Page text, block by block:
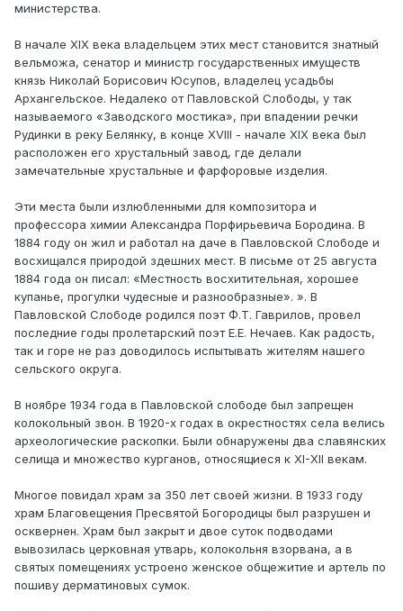
министерства.
В начале XIX века владельцем этих мест становится знатный
вельможа, сенатор и министр государственных имуществ
князь Николай Борисович Юсупов, владелец усадьбы
Архангельское. Недалеко от Павловской Слободы, у так
называемого «Заводского мостика», при впадении речки
Рудинки в реку Белянку, в конце XVIII - начале XIX века был
расположен его хрустальный завод, где делали
замечательные хрустальные и фарфоровые изделия.
Эти места были излюбленными для композитора и
профессора химии Александра Порфирьевича Бородина. В
1884 году он жил и работал на даче в Павловской Слободе и
восхищался природой здешних мест. В письме от 25 августа
1884 года он писал: «Местность восхитительная, хорошее
купанье, прогулки чудесные и разнообразные». ». В
Павловской Слободе родился поэт Ф.Т. Гаврилов, провел
последние годы пролетарский поэт Е.Е. Нечаев. Как радость,
так и горе не раз доводилось испытывать жителям нашего
сельского округа.
В ноябре 1934 года в Павловской слободе был запрещен
колокольный звон. В 1920-х годах в окрестностях села велись
археологические раскопки. Были обнаружены два славянских
селища и множество курганов, относящиеся к XI-XII векам.
Многое повидал храм за 350 лет своей жизни. В 1933 году
храм Благовещения Пресвятой Богородицы был разрушен и
осквернен. Храм был закрыт и двое суток подводами
вывозилась церковная утварь, колокольня взорвана, а в
святых помещениях устроено женское общежитие и артель по
пошиву дерматиновых сумок.